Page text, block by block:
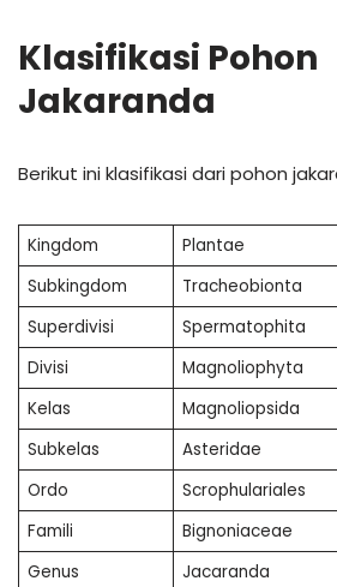
Klasifikasi Pohon
Jakaranda
Berikut ini klasifikasi dari pohon
Kingdom
Plantae
Subkingdom
Tracheobionta
Superdivisi
Spermatophita
Divisi
Magnoliophyta
Kelas
Magnoliopsida
Subkelas
Asteridae
Ordo
Scrophulariales
Famili
Bignoniaceae
Genus
Jacaranda